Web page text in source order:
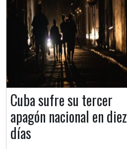
Cuba sufre su tercer
apagón nacional en diez
días